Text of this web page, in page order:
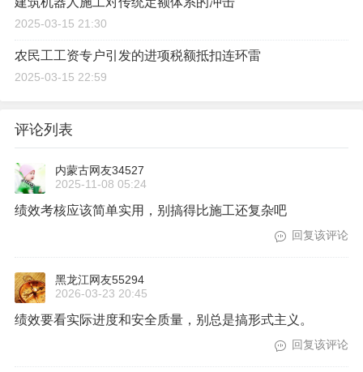
施工队的"影子工程师"：不坐班却掌控着80%的现场签证
2025-03-12 09:19
新冠疫情常态化防控措施费计入造价的司法判例
建筑机器人施工对传统定额体系的冲击
农民工工资专户引发的进项税额抵扣连环雷
2025-03-15 22:59
评论列表
内蒙古网友34527
2025-11-08 05:24
绩效考核应该简单实用，别搞得比施工还复杂吧
回复该评论